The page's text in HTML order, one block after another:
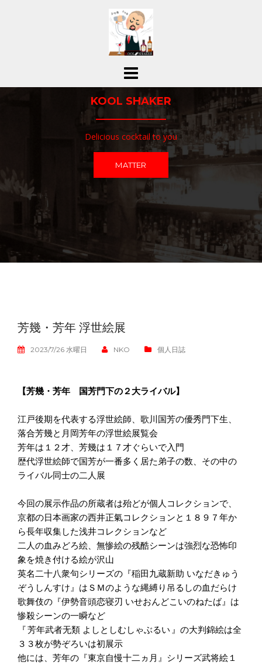
ス
KOOL SHAKER
Delicious cocktail to you
MATTER
芳幾・芳年 浮世絵展
2023/7/26 水曜日 NKO 個人日誌
【芳幾・芳年 国芳門下の２大ライバル】
江戸後期を代表する浮世絵師、歌川国芳の優秀門下生、
落合芳幾と月岡芳年の浮世絵展覧会
芳年は１２才、芳幾は１７才ぐらいで入門
歴代浮世絵師で国芳が一番多く居た弟子の数、その中の
ライバル同士の二人展
今回の展示作品の所蔵者は殆どが個人コレクションで、
京都の日本画家の西井正氣コレクションと１８９７年か
ら長年収集した浅井コレクションなど
二人の血みどろ絵、無惨絵の残酷シーンは強烈な恐怖印
象を焼き付ける絵が沢山
英名二十八衆句シリーズの『稲田九蔵新助 いなだきゅう
ぞうしんすけ』はＳＭのような縄縛り吊るしの血だらけ
歌舞伎の『伊勢音頭恋寝刃 いせおんどこいのねたば』は
惨殺シーンの一瞬など
『 芳年武者无類 よしとしむしゃぶるい 』の大判錦絵は全
３３枚が勢ぞろいは初展示
他には、芳年の『東京自慢十二ヵ月』シリーズ武将絵１